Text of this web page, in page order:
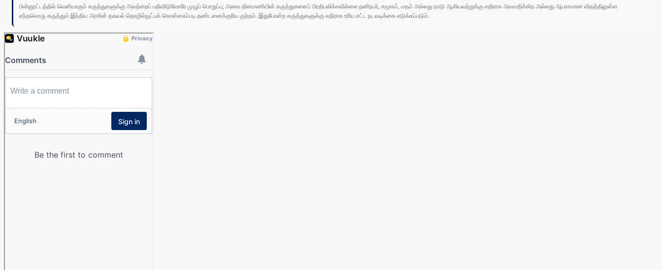
பின்னூட்டத்தில் வெளியாகும் கருத்துகளுக்கு அவற்றைப் பதிவிடுவோரே முழுப் பொறுப்பு; அவை தினமணியின் கருத்துகளைப் பிரதிபலிக்கவில்லை.தனிநபர், சமூகம், மதம் அல்லது நாடு ஆகியவற்றுக்கு எதிராக அவமதிக்கிற அல்லது ஆபாசமான விதத்திலுள்ள
எந்தவொரு கருத்தும் இந்திய அரசின் தகவல் தொழில்நுட்பக் கொள்கைப்படி தண்டனைக்குரிய குற்றம். இதுபோன்ற கருத்துகளுக்கு எதிராக உரிய சட்ட நடவடிக்கை எடுக்கப்படும்.